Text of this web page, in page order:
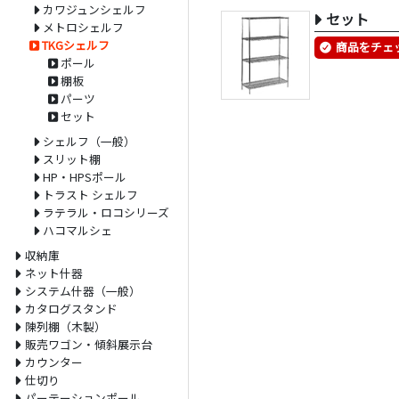
セット
商品をチェ
カワジュンシェルフ
メトロシェルフ
TKGシェルフ
ポール
棚板
パーツ
セット
シェルフ（一般）
スリット棚
HP・HPSポール
トラスト シェルフ
ラテラル・ロコシリーズ
ハコマルシェ
収納庫
ネット什器
システム什器（一般）
カタログスタンド
陳列棚（木製）
販売ワゴン・傾斜展示台
カウンター
仕切り